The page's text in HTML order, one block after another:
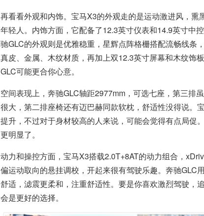
再看看外观和内饰。宝马X3的外观走的是运动激进风，
年轻人。内饰方面，它配备了12.3英寸仪表和14.9英寸中
驰GLC的外观则是优雅稳重，星辉点阵格栅搭配流畅线条
真皮、金属、木纹材质，再加上双12.3英寸屏幕和木纹饰
GLC可能更合你心意。
空间表现上，奔驰GLC轴距2977mm，可选七座，第三排
很大，第二排座椅还有迈巴赫同款软枕，舒适性没得说。
提升，不过对于身材较高的人来说，可能会觉得有点局促
更明显了。
动力和操控方面，宝马X3搭载2.0T+8AT的动力组合，
偏运动取向的悬挂调校，开起来很有驾驶乐趣。奔驰GLC
舒适，滤震更柔和，注重舒适性。要是你喜欢激烈驾驶，
会是更好的选择。